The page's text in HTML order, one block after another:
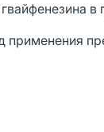
в